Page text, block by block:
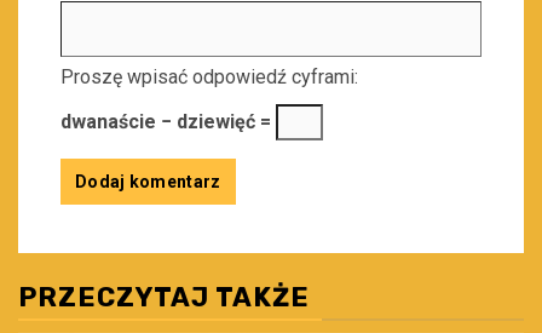
Proszę wpisać odpowiedź cyframi:
dwanaście − dziewięć =
PRZECZYTAJ TAKŻE